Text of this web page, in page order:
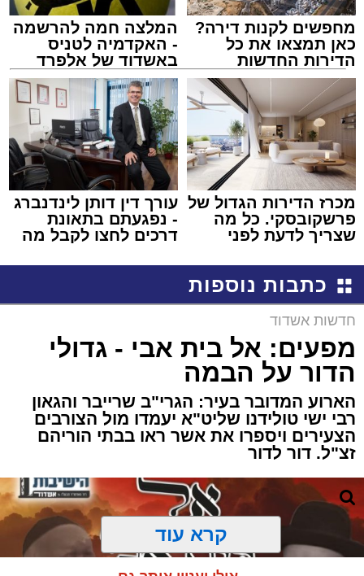
מחפשים לקנות דירה?
כאן תמצאו את כל
הדירות החדשות
למכירה באשדוד >>>
המלצה חמה להרשמה
- האקדמיה לטניס
באשדוד של אלפרד
קריאולנסקי - לילדים
מכרז הדירות הגדול של
פרשקובסקי. כל מה
שצריך לדעת לפני
באשדוד
עורך דין דותן לינדנברג
- נפגעתם בתאונת
דרכים לחצו לקבל מה
כתבות נוספות
חדשות אשדוד
מפעים: אל בית אבי - גדולי
הדור על הבמה
הארוע המדובר בעיר: הגרי"ב שרייבר והגאון
רבי ישי טולידנו שליט"א יעמדו מול הצורבים
הצעירים ויספרו את אשר ראו בבתי הוריהם
זצ"ל. דור לדור
קרא עוד